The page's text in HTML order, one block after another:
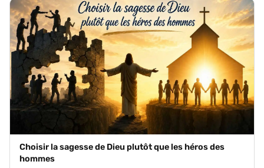
Choisir la sagesse de Dieu plutôt que les héros des
hommes